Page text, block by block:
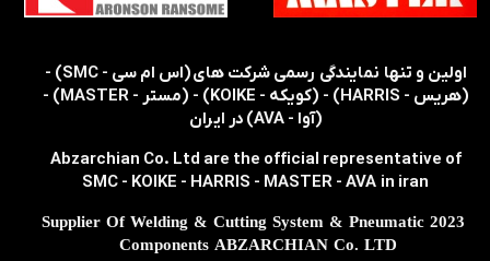
2023 Supplier Of Welding & Cutting System & Pneumatic
Components ABZARCHIAN Co. LTD
​​اولین و تنها نمایندگی رسمی شرکت های (اس ام سی - SMC) -
(هریس - HARRIS) - (کویکه - KOIKE) - (مستر - MASTER) -
(آوا - AVA) در ایران
Abzarchian Co. Ltd are the official representative of
SMC - KOIKE - HARRIS - MASTER - AVA in iran